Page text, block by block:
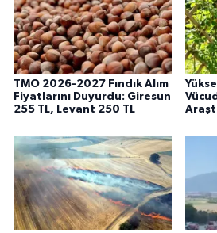
TMO 2026-2027 Fındık Alım
Fiyatlarını Duyurdu: Giresun
255 TL, Levant 250 TL